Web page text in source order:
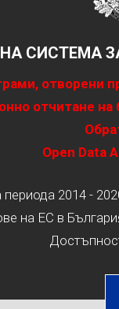
СИСТЕМА
отворени
отчитане
Open Data
2014 -
на ЕС в